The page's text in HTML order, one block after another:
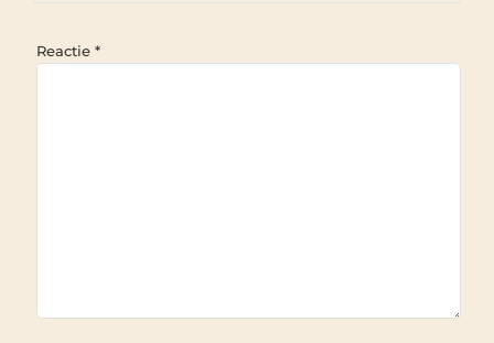
Reactie *